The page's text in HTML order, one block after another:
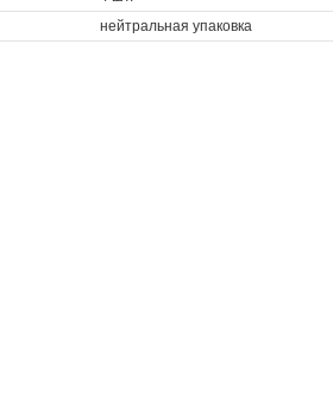
нейтральная упаковка